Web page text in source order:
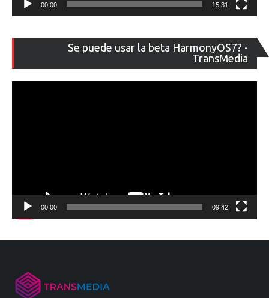
00:00 15:31
Se puede usar la beta HarmonyOS7? -
TransMedia
de
00:00 09:42